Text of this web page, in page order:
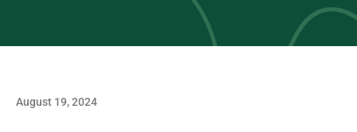
August 19, 2024